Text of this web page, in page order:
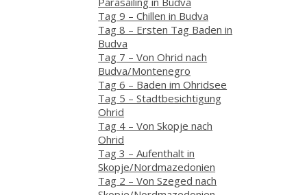
Tag 9 – Chillen in Budva
Tag 8 – Ersten Tag Baden in
Budva
Tag 7 – Von Ohrid nach
Budva/Montenegro
Tag 6 – Baden im Ohridsee
Tag 5 – Stadtbesichtigung
Ohrid
Tag 4 – Von Skopje nach
Ohrid
Tag 3 – Aufenthalt in
Skopje/Nordmazedonien
Tag 2 – Von Szeged nach